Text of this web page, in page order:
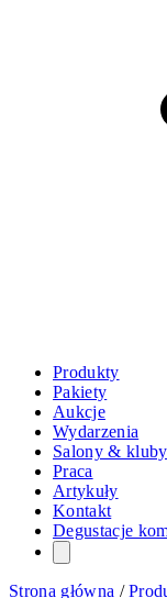
Produkty
Pakiety
Aukcje
Wydarzenia
Salony &
Praca
Artykuły
Kontakt
Degustacje
Strona główna /